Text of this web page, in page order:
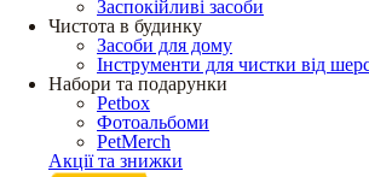
Заспокійливі засоби
Чистота в будинку
Засоби для дому
Інструменти для чистки від
Набори та подарунки
Petbox
Фотоальбоми
PetMerch
Акції та знижки